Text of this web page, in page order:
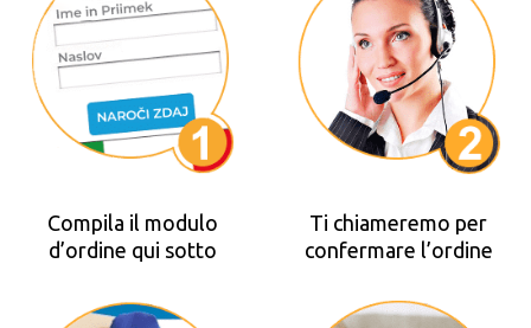
Compila il modulo
d’ordine qui sotto
Ti chiameremo per
confermare l’ordine